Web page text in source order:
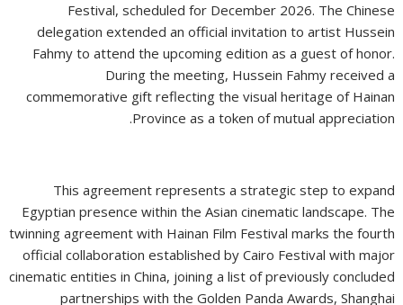
Festival, scheduled for December 2026. The Chinese
delegation extended an official invitation to artist Hussein
Fahmy to attend the upcoming edition as a guest of honor.
During the meeting, Hussein Fahmy received a
commemorative gift reflecting the visual heritage of Hainan
Province as a token of mutual appreciation.
This agreement represents a strategic step to expand
Egyptian presence within the Asian cinematic landscape. The
twinning agreement with Hainan Film Festival marks the fourth
official collaboration established by Cairo Festival with major
cinematic entities in China, joining a list of previously concluded
partnerships with the Golden Panda Awards, Shanghai